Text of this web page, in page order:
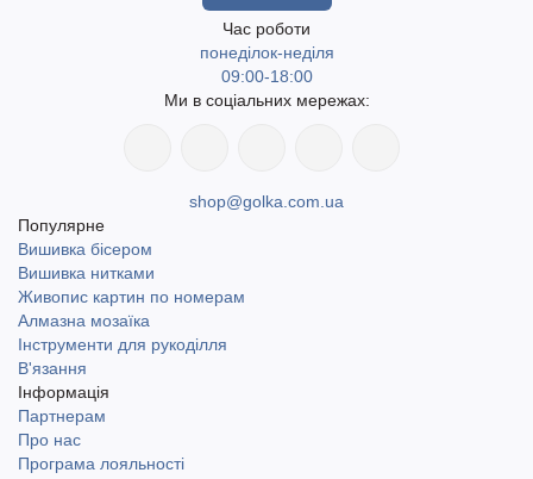
Час роботи
понеділок-неділя
09:00-18:00
Ми в соціальних мережах:
shop@golka.com.ua
Популярне
Вишивка бісером
Вишивка нитками
Живопис картин по номерам
Алмазна мозаїка
Інструменти для рукоділля
В'язання
Інформація
Партнерам
Про нас
Програма лояльності